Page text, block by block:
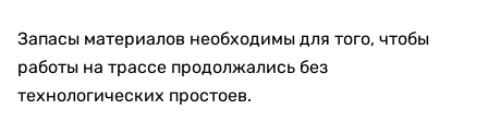
Запасы материалов необходимы для того, чтобы
работы на трассе продолжались без
технологических простоев.